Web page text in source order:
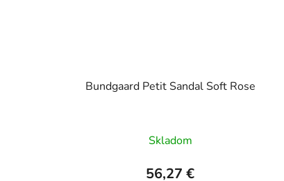
Bundgaard Petit Sandal Soft Rose
Skladom
56,27 €